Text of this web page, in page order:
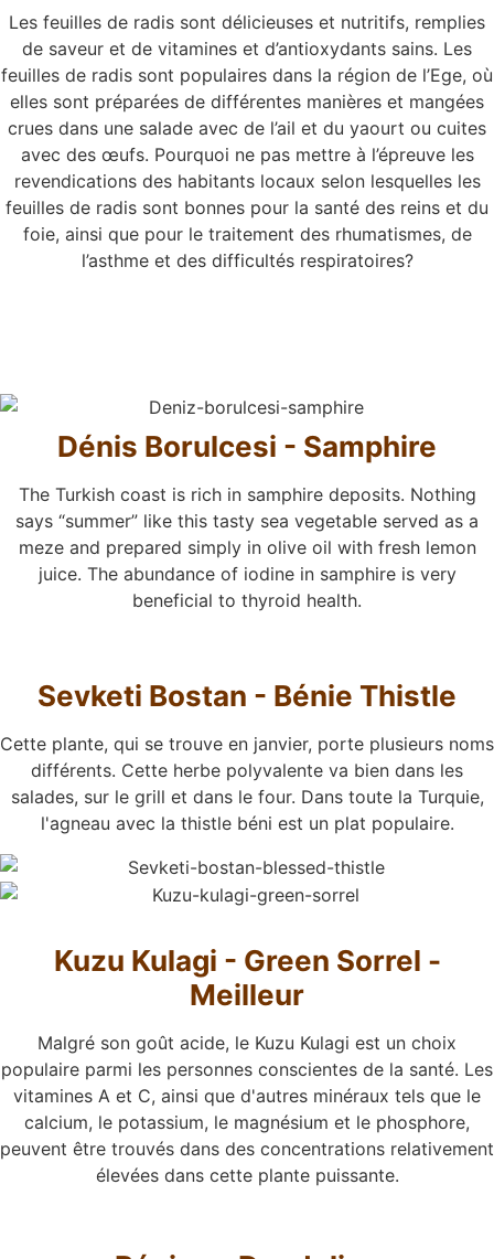
Les feuilles de radis sont délicieuses et nutritifs, remplies
de saveur et de vitamines et d’antioxydants sains. Les
feuilles de radis sont populaires dans la région de l’Ege, où
elles sont préparées de différentes manières et mangées
crues dans une salade avec de l’ail et du yaourt ou cuites
avec des œufs. Pourquoi ne pas mettre à l’épreuve les
revendications des habitants locaux selon lesquelles les
feuilles de radis sont bonnes pour la santé des reins et du
foie, ainsi que pour le traitement des rhumatismes, de
l’asthme et des difficultés respiratoires?
Dénis Borulcesi - Samphire
The Turkish coast is rich in samphire deposits. Nothing
says “summer” like this tasty sea vegetable served as a
meze and prepared simply in olive oil with fresh lemon
juice. The abundance of iodine in samphire is very
beneficial to thyroid health.
Sevketi Bostan - Bénie Thistle
Cette plante, qui se trouve en janvier, porte plusieurs noms
différents. Cette herbe polyvalente va bien dans les
salades, sur le grill et dans le four. Dans toute la Turquie,
l'agneau avec la thistle béni est un plat populaire.
Kuzu Kulagi - Green Sorrel -
Meilleur
Malgré son goût acide, le Kuzu Kulagi est un choix
populaire parmi les personnes conscientes de la santé. Les
vitamines A et C, ainsi que d'autres minéraux tels que le
calcium, le potassium, le magnésium et le phosphore,
peuvent être trouvés dans des concentrations relativement
élevées dans cette plante puissante.